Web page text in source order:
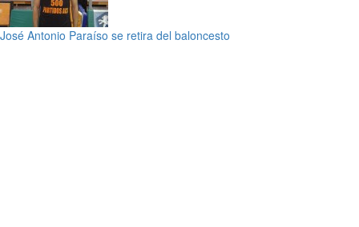
José Antonio Paraíso se retira del baloncesto